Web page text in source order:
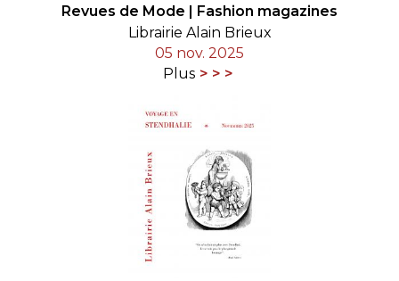
Revues de Mode | Fashion magazines
Librairie Alain Brieux
05 nov. 2025
Plus